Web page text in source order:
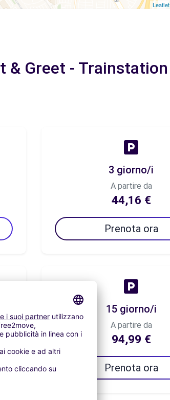
Leaflet
& Greet - Trainstation
3 giorno/i
A partire da
44,16 €
Prenota ora
15 giorno/i
A partire da
94,99 €
Prenota ora